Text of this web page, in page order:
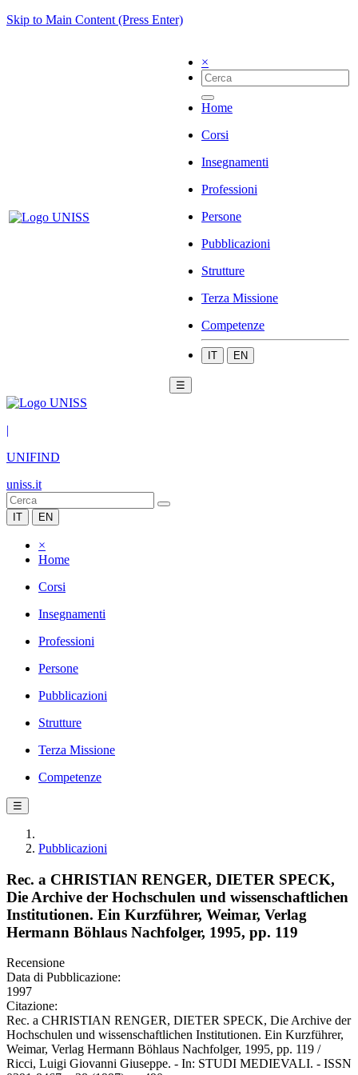
Skip to Main Content (Press Enter)
×
Home
Corsi
Insegnamenti
Professioni
Persone
Pubblicazioni
Strutture
Terza Missione
Competenze
IT EN
☰
|
UNIFIND
uniss.it
IT EN
×
Home
Corsi
Insegnamenti
Professioni
Persone
Pubblicazioni
Strutture
Terza Missione
Competenze
☰
Pubblicazioni
Rec. a CHRISTIAN RENGER, DIETER SPECK,
Die Archive der Hochschulen und wissenschaftlichen
Institutionen. Ein Kurzführer, Weimar, Verlag
Hermann Böhlaus Nachfolger, 1995, pp. 119
Recensione
Data di Pubblicazione:
1997
Citazione:
Rec. a CHRISTIAN RENGER, DIETER SPECK, Die Archive der
Hochschulen und wissenschaftlichen Institutionen. Ein Kurzführer,
Weimar, Verlag Hermann Böhlaus Nachfolger, 1995, pp. 119 /
Ricci, Luigi Giovanni Giuseppe. - In: STUDI MEDIEVALI. - ISSN